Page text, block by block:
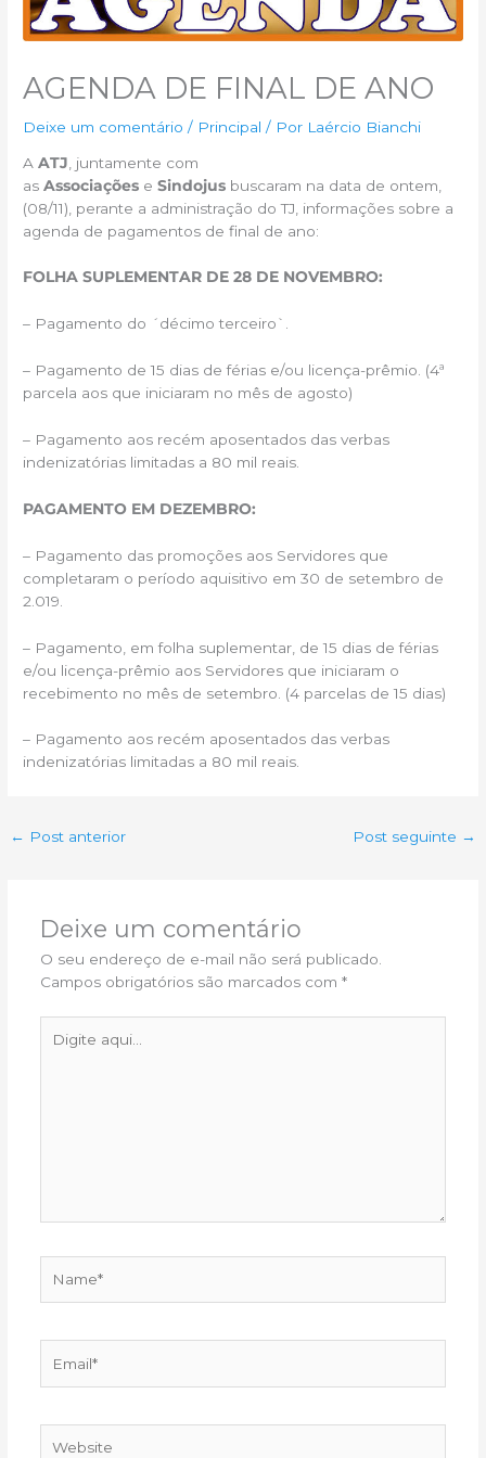
AGENDA DE FINAL DE ANO
Deixe um comentário / Principal / Por Laércio Bianchi
AATJ, juntamente com
asAssociações eSindojus buscaram na data de ontem,
(08/11), perante a administração do TJ, informações sobre a
agenda de pagamentos de final de ano:
FOLHA SUPLEMENTAR DE 28 DE NOVEMBRO:
– Pagamento do ´décimo terceiro`.
– Pagamento de 15 dias de férias e/ou licença-prêmio. (4ª
parcela aos que iniciaram no mês de agosto)
– Pagamento aos recém aposentados das verbas
indenizatórias limitadas a 80 mil reais.
PAGAMENTO EM DEZEMBRO:
– Pagamento das promoções aos Servidores que
completaram o período aquisitivo em 30 de setembro de
2.019.
– Pagamento, em folha suplementar, de 15 dias de férias
e/ou licença-prêmio aos Servidores que iniciaram o
recebimento no mês de setembro. (4 parcelas de 15 dias)
– Pagamento aos recém aposentados das verbas
indenizatórias limitadas a 80 mil reais.
← Post anterior Post seguinte →
Deixe um comentário
O seu endereço de e-mail não será publicado.
Campos obrigatórios são marcados com *
aqui...